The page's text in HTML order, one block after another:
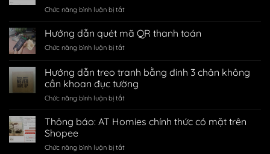
tính
thanh
qua
QR
Chức năng bình luận bị tắtở
báo:
Kênh
AT
Homies
trên
Hướng dẫn quét mã QR thanh toán
Chức năng bình luận bị tắtở
quét
mã
QR
toán
Hướng dẫn treo tranh bằng đinh 3 chân không
cần khoan đục tường
Chức năng bình luận bị tắtở
dẫn
bằng
Thông báo: AT Homies chính thức có mặt trên
Shopee
Chức năng bình luận bị tắtở